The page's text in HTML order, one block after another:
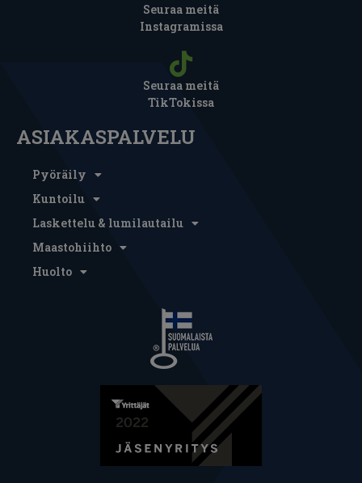
Seuraa meitä
Instagramissa
Seuraa meitä
TikTokissa
ASIAKASPALVELU
Pyöräily
Kuntoilu
Laskettelu & lumilautailu
Maastohiihto
Huolto